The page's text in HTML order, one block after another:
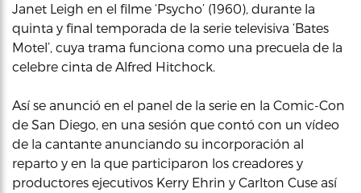
Janet Leigh en el filme ‘Psycho’ (1960), durante la
quinta y final temporada de la serie televisiva ‘Bates
Motel’, cuya trama funciona como una precuela de la
celebre cinta de Alfred Hitchock.
Así se anunció en el panel de la serie en la Comic-Con
de San Diego, en una sesión que contó con un vídeo
de la cantante anunciando su incorporación al
reparto y en la que participaron los creadores y
productores ejecutivos Kerry Ehrin y Carlton Cuse así